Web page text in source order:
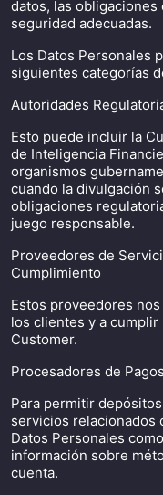
datos, las
seguridad adecuadas.
Los Datos Personales
siguientes categorías
Autoridades
Esto puede incluir la
de Inteligencia
organismos
cuando la divulgación
obligaciones
juego responsable.
Proveedores de
Cumplimiento
Estos proveedores
los clientes y a cumplir
Customer.
Procesadores de
Para permitir
servicios relacionados
Datos Personales
información sobre
cuenta.